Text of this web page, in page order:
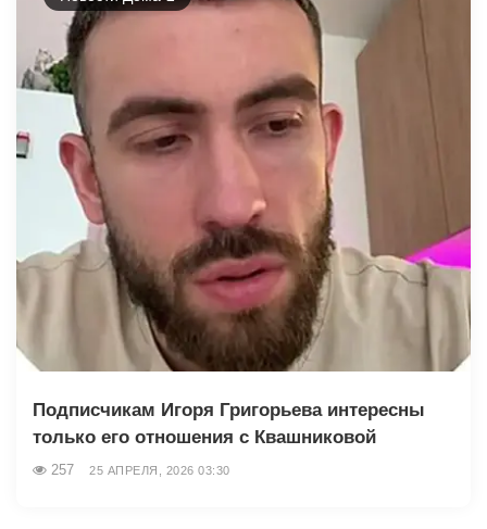
Подписчикам Игоря Григорьева интересны
только его отношения с Квашниковой
257 25 АПРЕЛЯ, 2026 03:30